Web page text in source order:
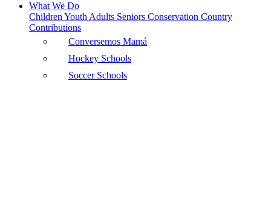
What We Do
Children Youth Adults Seniors Conservation Country
Contributions
Conversemos Mamá
Hockey Schools
Soccer Schools